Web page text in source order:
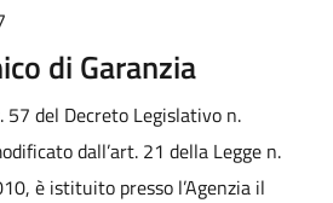
di Garanzia
57 del Decreto Legislativo n.
dall’art. 21 della Legge n.
è istituito presso l’Agenzia il